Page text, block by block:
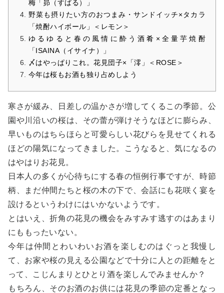
梅「昴（すばる）」
野菜も摂りたい方のおつまみ・サンドイッチ×タカラ
「焼酎ハイボール」＜レモン＞
ゆるゆると春の風情に酔う酒肴×全量芋焼酎
「ISAINA（イサイナ）」
〆はやっぱりこれ。花見団子×「澪」＜ROSE＞
今年は桜もお酒も独り占めしよう
寒さが緩み、日差しの温かさが増してくるこの季節。公
園や川沿いの桜は、その蕾が弾けそうなほどに膨らみ、
早いものはちらほらと可愛らしい花びらを見せてくれる
ほどの陽気になってきました。こうなると、気になるの
はやはりお花見。
日本人の多くが心待ちにする春の恒例行事ですが、時節
柄、まだ仲間たちと桜の木の下で、会話にも花咲く宴を
設けるというわけにはいかないようです。
とはいえ、折角の花見の機会をみすみす逃すのはあまり
にももったいない。
今年は仲間とわいわいお酒を楽しむのはぐっと我慢し
て、お家や桜の見える公園などで十分に人との距離をと
って、こじんまりとひとり酒を楽しんでみませんか？
もちろん、そのお酒のお供には花見の季節の定番となっ